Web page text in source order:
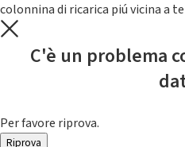
colonnina di ricarica piú vicina a
C'è un problema
Per favore riprova.
Riprova